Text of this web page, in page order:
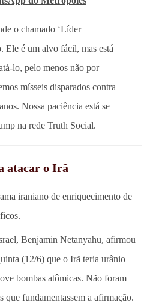
o chamado ‘Líder
Ele é um alvo fácil, mas está
lo, pelo menos não por
mísseis disparados contra
Nossa paciência está se
na rede Truth Social.
atacar o Irã
iraniano de enriquecimento de
Benjamin Netanyahu, afirmou
(12/6) que o Irã teria urânio
bombas atômicas. Não foram
que fundamentassem a afirmação.